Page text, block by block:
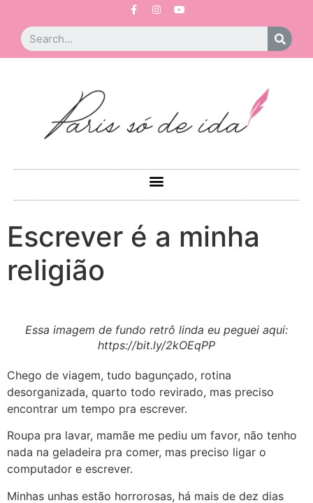
Escrever é a minha
religião
Essa imagem de fundo retrô linda eu peguei aqui:
https://bit.ly/2kOEqPP
Chego de viagem, tudo bagunçado, rotina
desorganizada, quarto todo revirado, mas preciso
encontrar um tempo pra escrever.
Roupa pra lavar, mamãe me pediu um favor, não tenho
nada na geladeira pra comer, mas preciso ligar o
computador e escrever.
Minhas unhas estão horrorosas, há mais de dez dias